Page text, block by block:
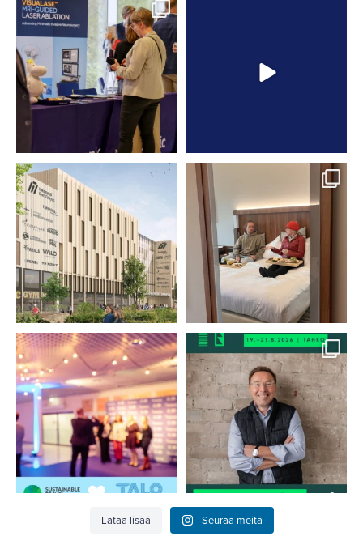
Kun yli 300
neurokirurgian
asiantuntijaa kokoontuu...
20 2 7
Hakametsä Sport
Campus -hanke on
ottanut
239 0
tapahtumilta?
Meidän...
36 2
[FI/EN]
Kaikki tapahtumat eivät
lähde...
4 0
Tapahtuma siirtyy. Uusi
ajankohta on...
12 0
Lataa lisää Seuraa meitä